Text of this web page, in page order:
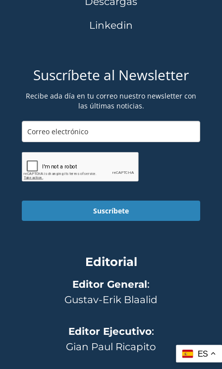
Linkedin
Suscríbete al Newsletter
Recibe ada día en tu correo nuestro newsletter con
las últimas noticias.
Suscríbete
Editorial
Editor General:
Gustav-Erik Blaalid
Editor Ejecutivo:
Gian Paul Ricapito
ES